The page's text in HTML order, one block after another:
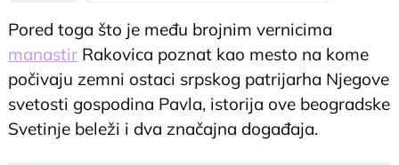
Pored toga što je među brojnim vernicima
manastir Rakovica poznat kao mesto na kome
počivaju zemni ostaci srpskog patrijarha Njegove
svetosti gospodina Pavla, istorija ove beogradske
Svetinje beleži i dva značajna događaja.